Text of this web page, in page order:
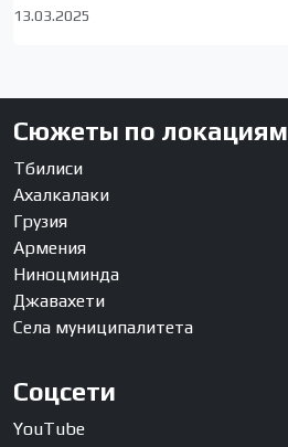
13.03.2025
Сюжеты по локациям
Тбилиси
Ахалкалаки
Грузия
Армения
Ниноцминда
Джавахети
Села муниципалитета
Соцсети
YouTube